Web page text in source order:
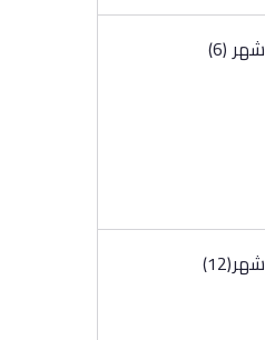
شهر (6)
شهر(12)